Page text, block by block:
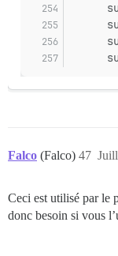
Falco (Falco) 47
Ceci est utilisé par le
donc besoin si vous